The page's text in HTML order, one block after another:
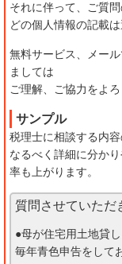
それに伴って、ご質
どの個人情報の記載
無料サービス、メー
ましては
ご理解、ご協力をよ
サンプル
税理士に相談する内容
なるべく詳細に分か
率も上がります。
質問させていただ
●母が住宅用土地貸
毎年青色申告をして